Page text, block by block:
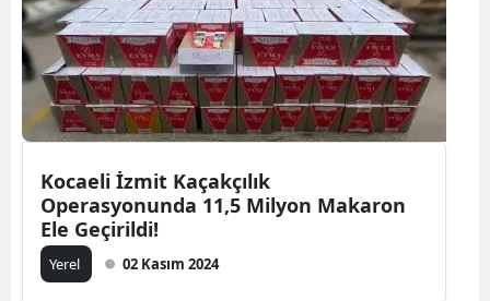
Kocaeli İzmit Kaçakçılık
Operasyonunda 11,5 Milyon Makaron
Ele Geçirildi!
Yerel 02 Kasım 2024